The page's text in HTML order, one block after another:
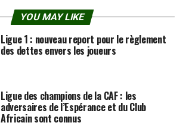
YOU MAY LIKE
Ligue 1 : nouveau report pour le règlement
des dettes envers les joueurs
Ligue des champions de la CAF : les
adversaires de l’Espérance et du Club
Africain sont connus